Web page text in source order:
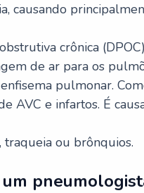
causando
crônica
de ar para os
pulmonar.
AVC e infartos. É
traqueia ou brônquios.